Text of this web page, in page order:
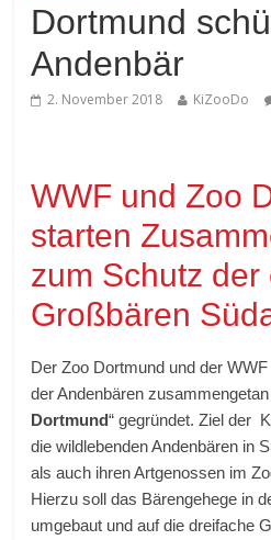
Dortmund
Andenbär
2. November 2018 KiZooDo
WWF und Zoo
starten
zum Schutz der
Großbären
Der Zoo Dortmund und der
der Andenbären
Dortmund“ gegründet. Ziel der
die wildlebenden Andenbären in
als auch ihren Artgenossen im
Hierzu soll das Bärengehege in
umgebaut und auf die dreifache